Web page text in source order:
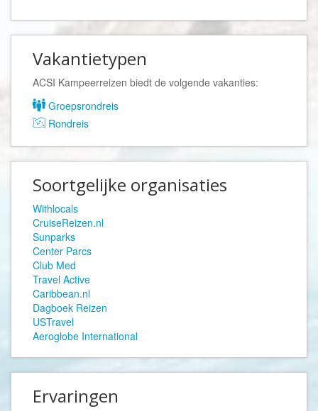
Vakantietypen
ACSI Kampeerreizen biedt de volgende vakanties:
Groepsrondreis
Rondreis
Soortgelijke organisaties
Withlocals
CruiseReizen.nl
Sunparks
Center Parcs
Club Med
Travel Active
Caribbean.nl
Dagboek Reizen
USTravel
Aeroglobe International
Ervaringen